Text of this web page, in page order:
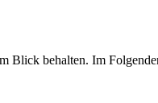
Blick behalten. Im